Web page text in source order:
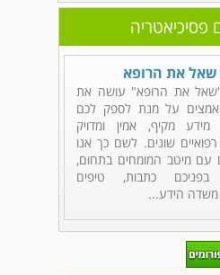
פסיכיאטריה
את הרופא
את הרופא" עושה את
על מנת לספק לכם
מידע מקיף, אמין ומדויק
שונים. לשם כך אנו
עם מיטב המומחים בתחום,
בפניכם כתבות, טיפים
משדה הידע...